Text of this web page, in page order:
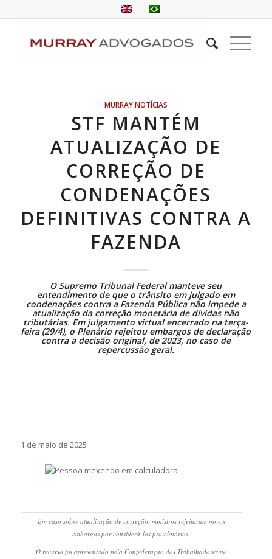
MURRAY NOTÍCIAS
STF MANTÉM
ATUALIZAÇÃO DE
CORREÇÃO DE
CONDENAÇÕES
DEFINITIVAS CONTRA A
FAZENDA
O Supremo Tribunal Federal manteve seu
entendimento de que o trânsito em julgado em
condenações contra a Fazenda Pública não impede a
atualização da correção monetária de dívidas não
tributárias. Em julgamento virtual encerrado na terça-
feira (29/4), o Plenário rejeitou embargos de declaração
contra a decisão original, de 2023, no caso de
repercussão geral.
1 de maio de 2025
Em caso sobre atualização de correção, ministros rejeitaram novos
embargos por considerá-los protelatórios.
O recurso foi apresentado pela Confederação dos Trabalhadores no